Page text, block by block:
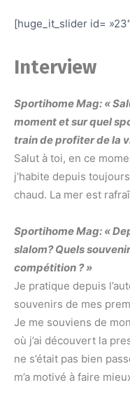
[huge_it_slider id=
Interview
Sportihome Mag: «
moment et sur quel
train de profiter de la
Salut à toi, en ce
j’habite depuis
chaud. La mer est
Sportihome Mag: «
slalom? Quels
compétition ? »
Je pratique depuis
souvenirs de mes
Je me souviens de
où j’ai découvert la
ne s’était pas bien
m’a motivé à faire